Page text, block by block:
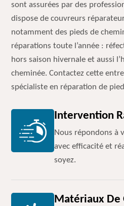
sont assurées par des
dispose de couvreurs
notamment des pieds de
réparations toute l’année :
hors saison hivernale et aussi
cheminée. Contactez cette
spécialiste en réparation de
Intervention
Nous répondons à
avec efficacité et
soyez.
Matériaux De